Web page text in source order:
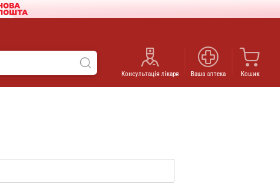
Консультація лікаря Ваша аптека Кошик